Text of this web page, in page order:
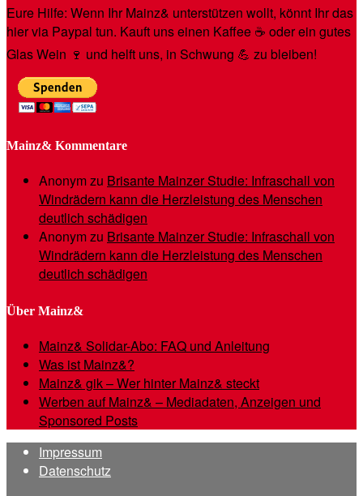
Eure Hilfe: Wenn Ihr Mainz& unterstützen wollt, könnt Ihr das
hier via Paypal tun. Kauft uns einen Kaffee ☕️ oder ein gutes
Glas Wein 🍷 und helft uns, in Schwung 💪 zu bleiben!
Mainz& Kommentare
Anonymzu Brisante Mainzer Studie: Infraschall von
Windrädern kann die Herzleistung des Menschen
deutlich schädigen
Anonymzu Brisante Mainzer Studie: Infraschall von
Windrädern kann die Herzleistung des Menschen
deutlich schädigen
Über Mainz&
Mainz& Solidar-Abo: FAQ und Anleitung
Was ist Mainz&?
Mainz& gik – Wer hinter Mainz& steckt
Werben auf Mainz& – Mediadaten, Anzeigen und
Sponsored Posts
Impressum
Datenschutz